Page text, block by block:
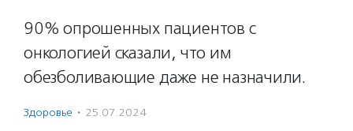
90% опрошенных пациентов с
онкологией сказали, что им
обезболивающие даже не назначили.
Здоровье · 25.07.2024